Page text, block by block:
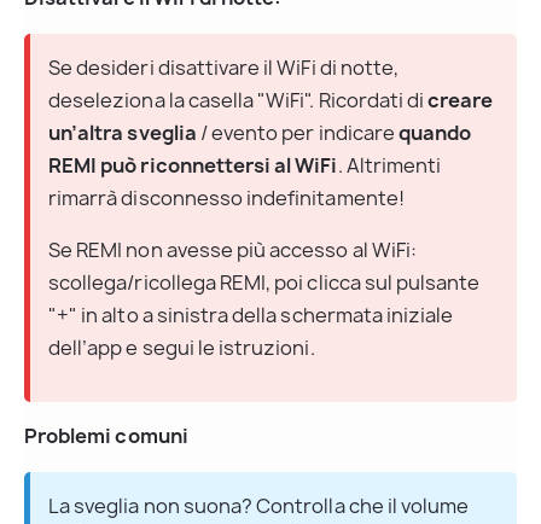
Se desideri disattivare il WiFi di notte,
deseleziona la casella "WiFi". Ricordati di creare
un’altra sveglia / evento per indicare quando
REMI può riconnettersi al WiFi. Altrimenti
rimarrà disconnesso indefinitamente!
Se REMI non avesse più accesso al WiFi:
scollega/ricollega REMI, poi clicca sul pulsante
"+" in alto a sinistra della schermata iniziale
dell’app e segui le istruzioni.
Problemi comuni
La sveglia non suona? Controlla che il volume